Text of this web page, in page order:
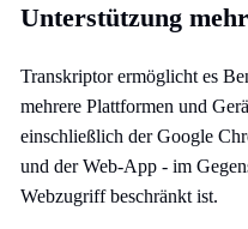
Unterstützung
Transkriptor ermöglicht es
mehrere Plattformen und
einschließlich der Google
und der Web-App - im
Webzugriff beschränkt ist.